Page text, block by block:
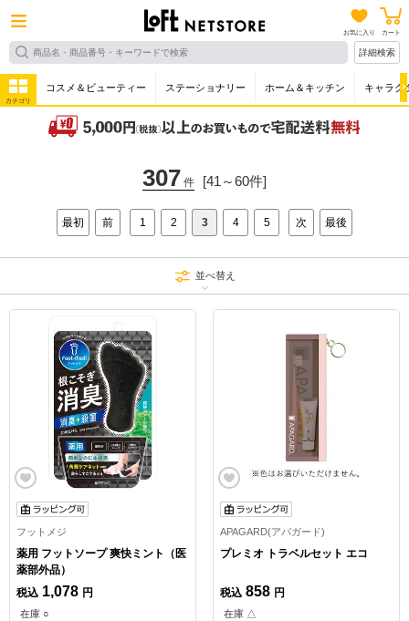
お気に入り カート
詳細検索
カテゴリ
コスメ＆ビューティー ステーショナリー ホーム＆キッチン キャラク
307 件 [41～60件]
最初 前 1 2 3 4 5 次 最後
並べ替え
フットメジ
薬用 フットソープ 爽快ミント（医
薬部外品）
税込 1,078 円
在庫 ○
APAGARD(アパガード)
プレミオ トラベルセット エコ
税込 858 円
在庫 △